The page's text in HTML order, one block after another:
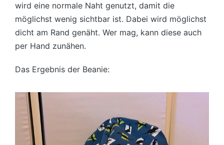
wird eine normale Naht genutzt, damit die
möglichst wenig sichtbar ist. Dabei wird möglichst
dicht am Rand genäht. Wer mag, kann diese auch
per Hand zunähen.
Das Ergebnis der Beanie: